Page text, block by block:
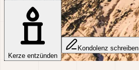
Kerze entzünden
Kondolenz schreiben